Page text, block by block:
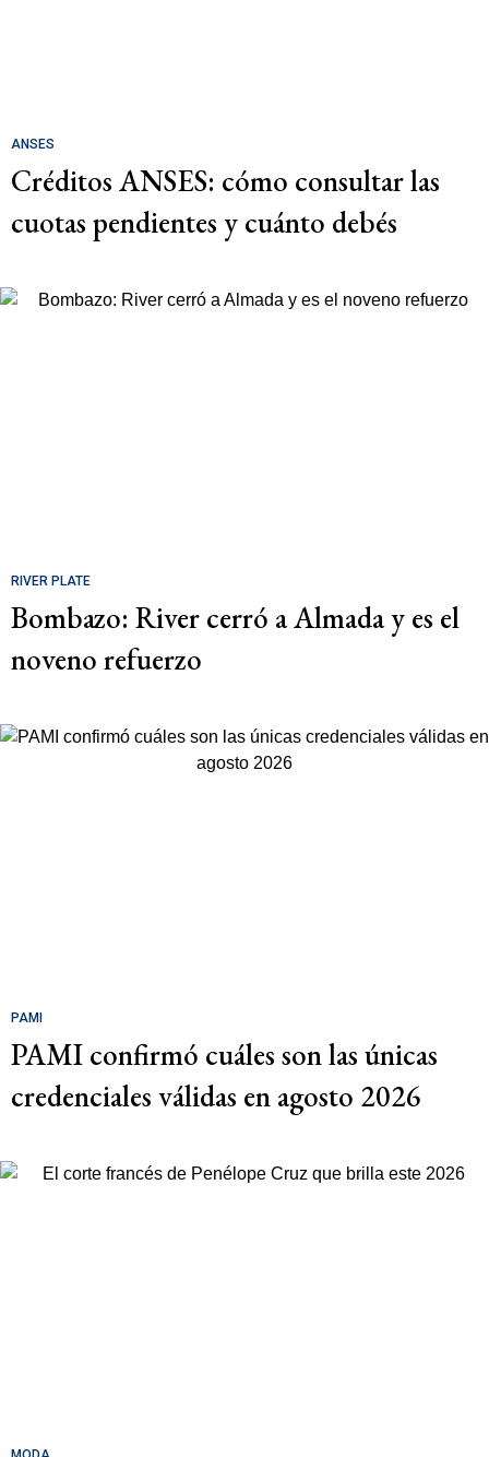
ANSES
Créditos ANSES: cómo consultar las
cuotas pendientes y cuánto debés
RIVER PLATE
Bombazo: River cerró a Almada y es el
noveno refuerzo
PAMI
PAMI confirmó cuáles son las únicas
credenciales válidas en agosto 2026